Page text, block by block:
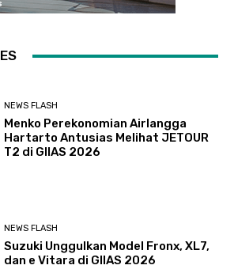
NEWS FLASH
Menko Perekonomian Airlangga
Hartarto Antusias Melihat JETOUR
T2 di GIIAS 2026
NEWS FLASH
Suzuki Unggulkan Model Fronx, XL7,
dan e Vitara di GIIAS 2026